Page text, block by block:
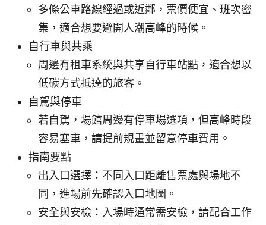
多條公車路線經過或近鄰，票價便宜、班次密
集，適合想要避開人潮高峰的時候。
自行車與共乘
周邊有租車系統與共享自行車站點，適合想以
低碳方式抵達的旅客。
自駕與停車
若自駕，場館周邊有停車場選項，但高峰時段
容易塞車，請提前規畫並留意停車費用。
指南要點
出入口選擇：不同入口距離售票處與場地不
同，進場前先確認入口地圖。
安全與安檢：入場時通常需安檢，請配合工作